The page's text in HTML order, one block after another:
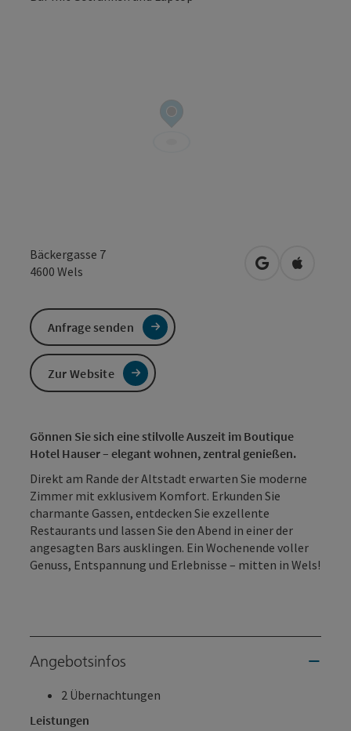
Bäckergasse 7
4600 Wels in Googlein Apple
Gönnen Sie sich eine stilvolle Auszeit im Boutique
Hotel Hauser – elegant wohnen, zentral genießen.
Direkt am Rande der Altstadt erwarten Sie moderne
Zimmer mit exklusivem Komfort. Erkunden Sie
charmante Gassen, entdecken Sie exzellente
Restaurants und lassen Sie den Abend in einer der
angesagten Bars ausklingen. Ein Wochenende voller
Genuss, Entspannung und Erlebnisse – mitten in Wels!
Angebotsinfos
2 Übernachtungen
Leistungen
Anfrage senden
Zur Website